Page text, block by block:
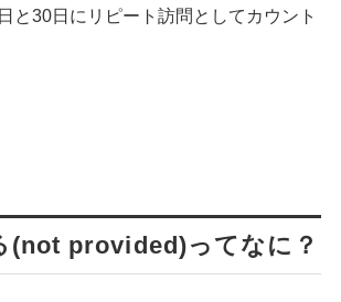
と30日にリピート訪問としてカウント
(not provided)ってなに？